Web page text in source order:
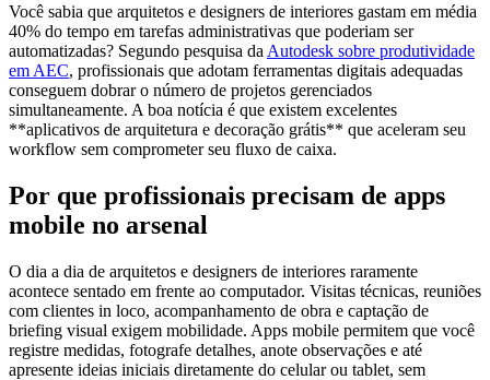
Você sabia que arquitetos e designers de interiores gastam em média
40% do tempo em tarefas administrativas que poderiam ser
automatizadas? Segundo pesquisa da Autodesk sobre produtividade
em AEC, profissionais que adotam ferramentas digitais adequadas
conseguem dobrar o número de projetos gerenciados
simultaneamente. A boa notícia é que existem excelentes
**aplicativos de arquitetura e decoração grátis** que aceleram seu
workflow sem comprometer seu fluxo de caixa.
Por que profissionais precisam de apps
mobile no arsenal
O dia a dia de arquitetos e designers de interiores raramente
acontece sentado em frente ao computador. Visitas técnicas, reuniões
com clientes in loco, acompanhamento de obra e captação de
briefing visual exigem mobilidade. Apps mobile permitem que você
registre medidas, fotografe detalhes, anote observações e até
apresente ideias iniciais diretamente do celular ou tablet, sem